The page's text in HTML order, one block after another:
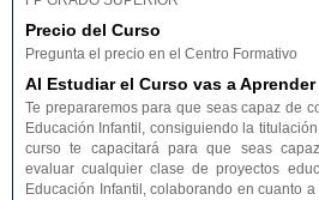
Precio del Curso
Pregunta el precio en el Centro Formativo
Al Estudiar el Curso vas a Aprender
Te prepararemos para que seas capaz de
Educación Infantil, consiguiendo la
curso te capacitará para que seas
evaluar cualquier clase de proyectos
Educación Infantil, colaborando en cuanto